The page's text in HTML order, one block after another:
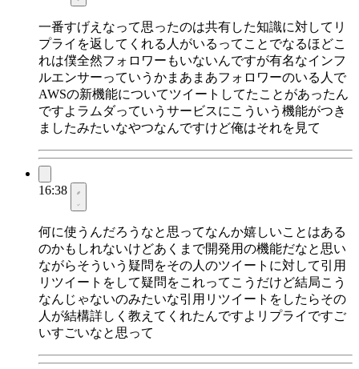
一番すげえなって思ったのは共有した知識に対してリ
プライを返してくれる人がいるってことでなるほどこ
れは僕全然フォロワーもいないんですが有名なインフ
ルエンサーっていうかまあまあフォロワーのいる人で
AWSの新機能についてツイートしてたことがあったん
ですよラムダっていうサービスにこういう機能がつき
ましたみたいなやつなんですけど俺はそれを見て
16:38
何に使うんだろうなと思ってなんか嬉しいことはある
のかもしれないけどあくまで開発用の機能だなと思い
ながらそういう疑問をその人のツイートに対して引用
リツイートをして疑問をこれってこうだけど結局こう
なんじゃないのみたいな引用リツイートをしたらその
人が結構詳しく教えてくれたんですよリプライですご
いすごいなと思って